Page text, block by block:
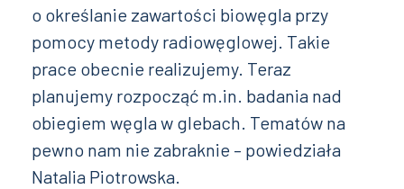
o określanie zawartości biowęgla przy
pomocy metody radiowęglowej. Takie
prace obecnie realizujemy. Teraz
planujemy rozpocząć m.in. badania nad
obiegiem węgla w glebach. Tematów na
pewno nam nie zabraknie – powiedziała
Natalia Piotrowska.